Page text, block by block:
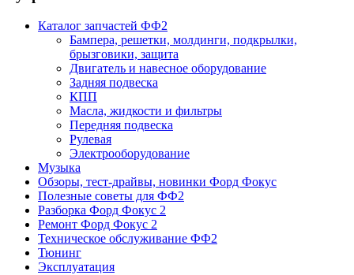
Каталог запчастей ФФ2
Бампера, решетки, молдинги, подкрылки,
брызговики, защита
Двигатель и навесное оборудование
Задняя подвеска
КПП
Масла, жидкости и фильтры
Передняя подвеска
Рулевая
Электрооборудование
Музыка
Обзоры, тест-драйвы, новинки Форд Фокус
Полезные советы для ФФ2
Разборка Форд Фокус 2
Ремонт Форд Фокус 2
Техническое обслуживание ФФ2
Тюнинг
Эксплуатация